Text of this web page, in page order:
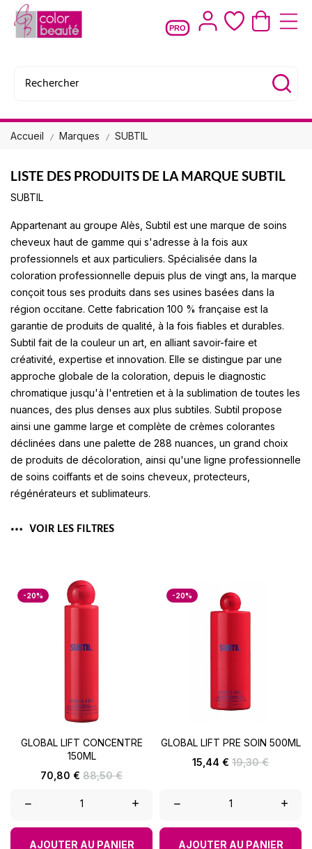
PRO
Accueil Marques SUBTIL
LISTE DES PRODUITS DE LA MARQUE SUBTIL
SUBTIL
Appartenant au groupe Alès, Subtil est une marque de soins
cheveux haut de gamme qui s'adresse à la fois aux
professionnels et aux particuliers. Spécialisée dans la
coloration professionnelle depuis plus de vingt ans, la marque
conçoit tous ses produits dans ses usines basées dans la
région occitane. Cette fabrication 100 % française est la
garantie de produits de qualité, à la fois fiables et durables.
Subtil fait de la couleur un art, en alliant savoir-faire et
créativité, expertise et innovation. Elle se distingue par une
approche globale de la coloration, depuis le diagnostic
chromatique jusqu'à l'entretien et à la sublimation de toutes les
nuances, des plus denses aux plus subtiles. Subtil propose
ainsi une gamme large et complète de crèmes colorantes
déclinées dans une palette de 288 nuances, un grand choix
de produits de décoloration, ainsi qu'une ligne professionnelle
de soins coiffants et de soins cheveux, protecteurs,
régénérateurs et sublimateurs.
VOIR LES FILTRES
-20%
GLOBAL LIFT CONCENTRE
150ML
Prix
70,80 € Prix
88,50 €
– +
AJOUTER AU PANIER
-20%
GLOBAL LIFT PRE SOIN 500ML
Prix
15,44 € Prix
19,30 €
– +
AJOUTER AU PANIER